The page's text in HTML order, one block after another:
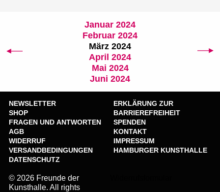
Januar 2024
Februar 2024
März 2024
April 2024
Mai 2024
Juni 2024
© 2026 Freunde der
Kunsthalle. All rights
NEWSLETTER
SHOP
FRAGEN UND ANTWORTEN
AGB
WIDERRUF
VERSANDBEDINGUNGEN
DATENSCHUTZ
ERKLÄRUNG ZUR
BARRIEREFREIHEIT
SPENDEN
KONTAKT
IMPRESSUM
HAMBURGER KUNSTHALLE